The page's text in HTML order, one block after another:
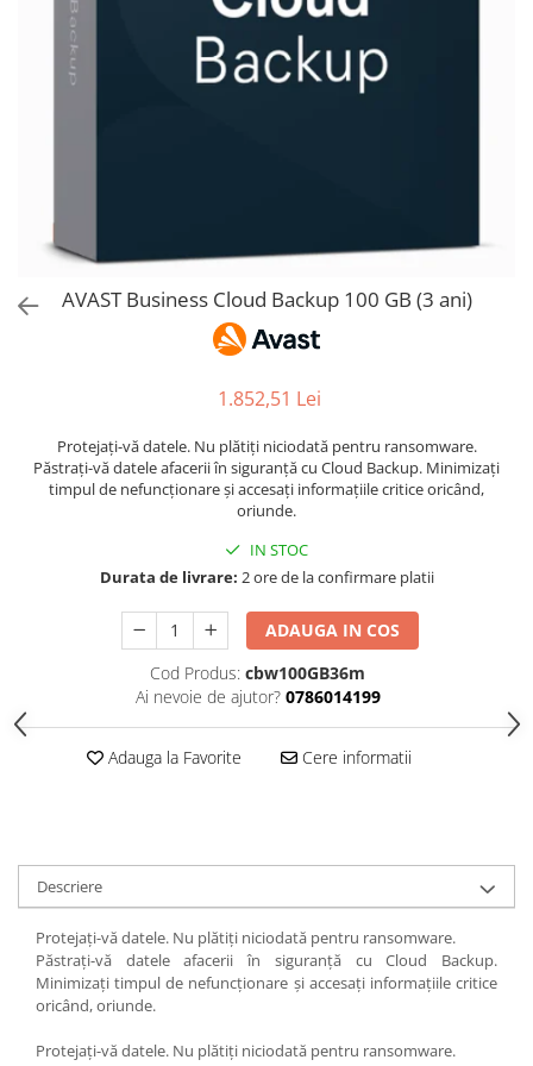
AVAST Driver Updater
AVAST SecureLine VPN
AVAST AntiTrack Premium
AVAST Business Cloud Backup 100 GB (3 ani)
1.852,51 Lei
Protejați-vă datele. Nu plătiți niciodată pentru ransomware.
Păstrați-vă datele afacerii în siguranță cu Cloud Backup. Minimizați
timpul de nefuncționare și accesați informațiile critice oricând,
oriunde.
IN STOC
Durata de livrare: 2 ore de la confirmare platii
ADAUGA IN COS
Cod Produs: cbw100GB36m
Ai nevoie de ajutor? 0786014199
Adauga la Favorite Cere informatii
Descriere
Protejați-vă datele. Nu plătiți niciodată pentru ransomware.
Păstrați-vă datele afacerii în siguranță cu Cloud Backup.
Minimizați timpul de nefuncționare și accesați informațiile critice
oricând, oriunde.
Protejați-vă datele. Nu plătiți niciodată pentru ransomware.